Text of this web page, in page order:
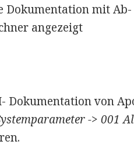
Dokumentation mit
angezeigt
Dokumentation von
-> 001